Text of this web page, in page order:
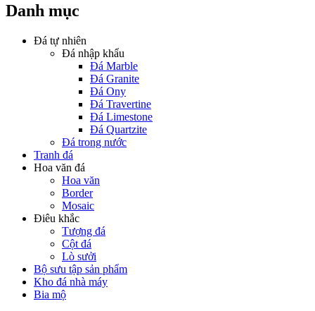
Danh mục
Đá tự nhiên
Đá nhập khẩu
Đá Marble
Đá Granite
Đá Ony
Đá Travertine
Đá Limestone
Đá Quartzite
Đá trong nước
Tranh đá
Hoa văn đá
Hoa văn
Border
Mosaic
Điêu khắc
Tượng đá
Cột đá
Lò sưởi
Bộ sưu tập sản phẩm
Kho đá nhà máy
Bia mộ